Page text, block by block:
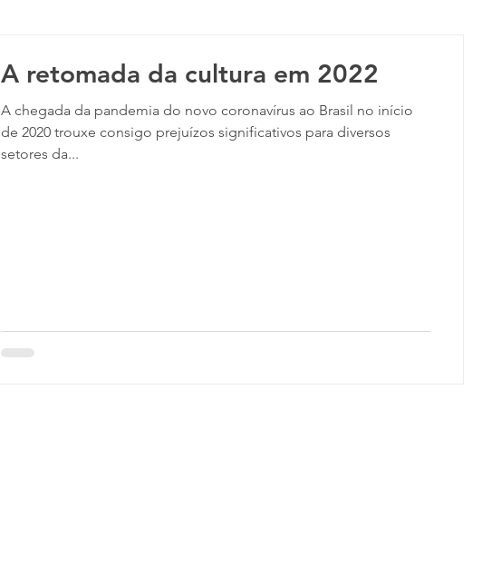
A retomada da cultura em 2022
A chegada da pandemia do novo coronavírus ao Brasil no início
de 2020 trouxe consigo prejuízos significativos para diversos
setores da...